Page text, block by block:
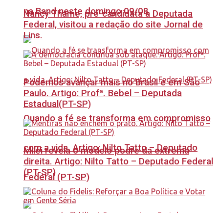
na Band neste domingo 09/08
Quando a fé se transforma em compromisso
com a vida. Artigo: Nilto Tatto – Deputado
Federal (PT-SP)
Nancy Thame, pré-candidata a Deputada
Federal, visitou a redação do site Jornal de
Lins.
Podemos avançar mais no Brasil e em São
Paulo. Artigo: Profª. Bebel – Deputada
Estadual(PT-SP)
Milei revela o modelo podre da extrema
direita. Artigo: Nilto Tatto – Deputado Federal
(PT-SP)